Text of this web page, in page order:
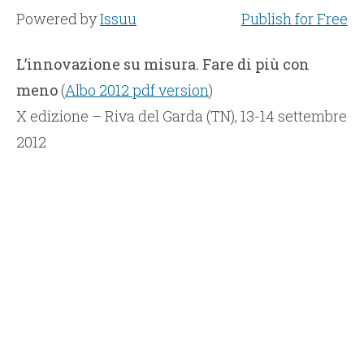
Powered byIssuu Publish for Free
L’innovazione su misura. Fare di più con
meno (Albo 2012 pdf version)
X edizione – Riva del Garda (TN), 13-14 settembre
2012